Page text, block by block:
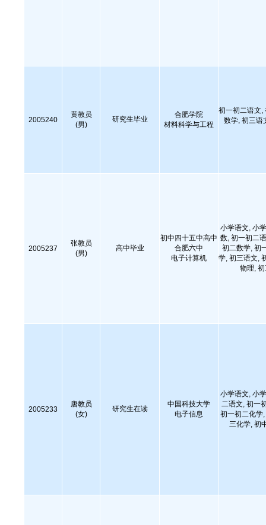
2005240
黄教员
(男)
研究生毕业
合肥学院
材料科学与工程
初一初二语文,
数学, 初三语
2005237
张教员
(男)
高中毕业
初中四十五中高中
合肥六中
电子计算机
小学语文, 小
数, 初一初二
初二数学, 初
学, 初三语文,
物理,
2005233
唐教员
(女)
研究生在读
中国科技大学
电子信息
小学语文, 小
二语文, 初一
初一初二化学
三化学, 初